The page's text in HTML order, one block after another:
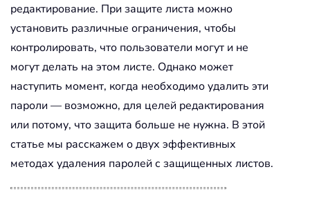
редактирование. При защите листа можно
установить различные ограничения, чтобы
контролировать, что пользователи могут и не
могут делать на этом листе. Однако может
наступить момент, когда необходимо удалить эти
пароли — возможно, для целей редактирования
или потому, что защита больше не нужна. В этой
статье мы расскажем о двух эффективных
методах удаления паролей с защищенных листов.